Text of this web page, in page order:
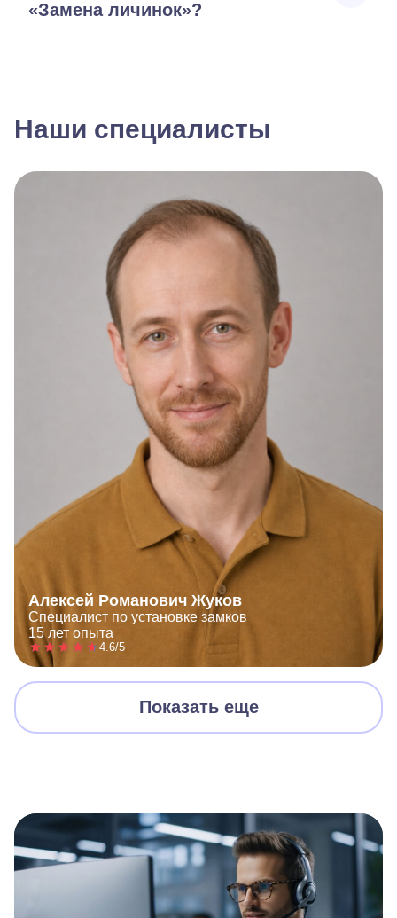
«Замена личинок»?
Наши специалисты
Алексей Романович Жуков
Специалист по установке замков
15 лет опыта
4.6/5
Показать еще